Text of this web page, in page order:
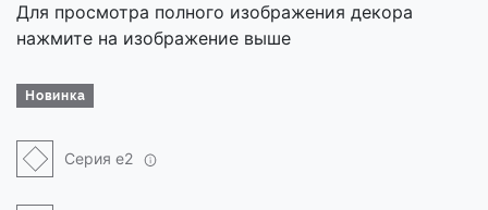
Для просмотра полного изображения декора
нажмите на изображение выше
Новинка
Серия e2